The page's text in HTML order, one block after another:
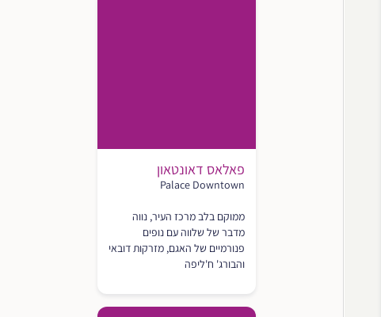
פאלאס דאונטאון
Palace Downtown
ממוקם בלב מרכז העיר, נווה
מדבר של שלווה עם נופים
פנורמיים של האגם, מזרקות דובאי
והבורג' ח'ליפה